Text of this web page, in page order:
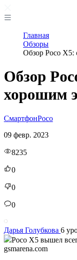
Главная
Обзоры
Обзор Poco X5:
Обзор
хорошим
СмартфонPoco
09 февр. 2023
8235
0
0
0
Дарья Голубкова 6
Poco X5 вышел
gsmarena.com